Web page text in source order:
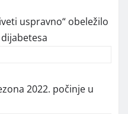
uspravno“ obeležilo
2022. počinje u